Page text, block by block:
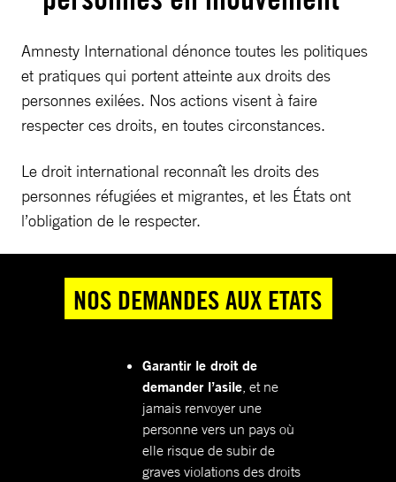
Amnesty International dénonce toutes les politiques
et pratiques qui portent atteinte aux droits des
personnes exilées. Nos actions visent à faire
respecter ces droits, en toutes circonstances.
Le droit international reconnaît les droits des
personnes réfugiées et migrantes, et les États ont
l’obligation de le respecter.
NOS DEMANDES AUX ETATS
Garantir le droit de
demander l’asile, et ne
jamais renvoyer une
personne vers un pays où
elle risque de subir de
graves violations des droits